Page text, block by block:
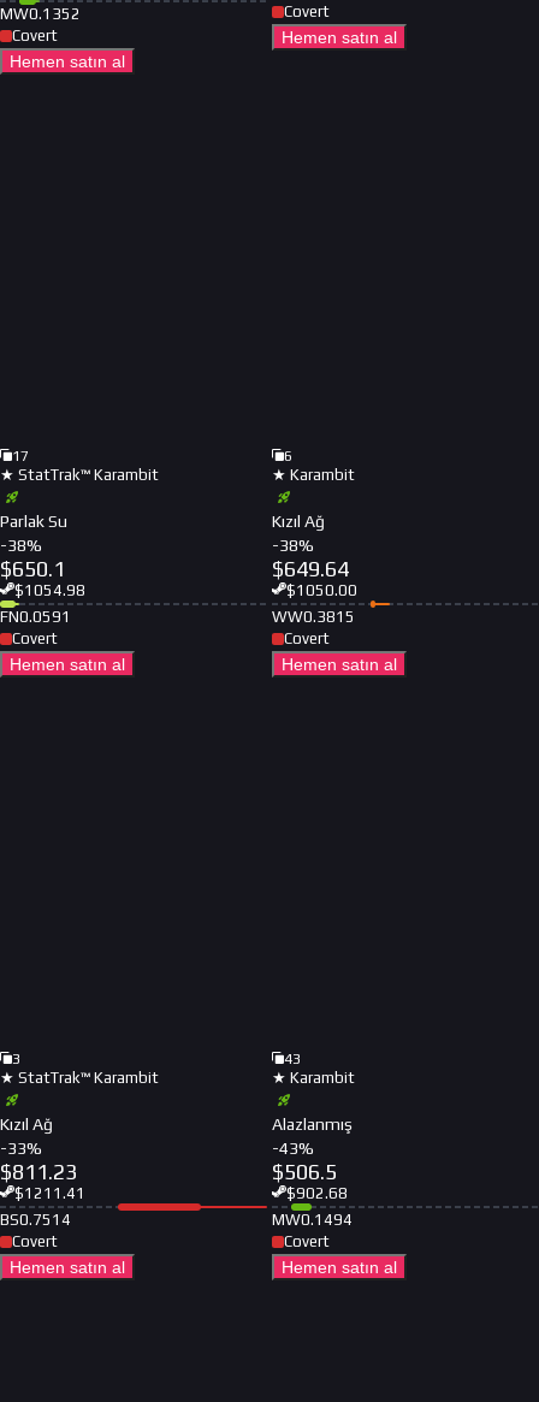
MW0.1352
Covert
Hemen satın al
Covert
Hemen satın al
17
★ StatTrak™ Karambit
Parlak Su
-38%
$650.1
$1054.98
FN0.0591
Covert
Hemen satın al
6
★ Karambit
Kızıl Ağ
-38%
$649.64
$1050.00
WW0.3815
Covert
Hemen satın al
3
★ StatTrak™ Karambit
Kızıl Ağ
-33%
$811.23
$1211.41
BS0.7514
Covert
Hemen satın al
43
★ Karambit
Alazlanmış
-43%
$506.5
$902.68
MW0.1494
Covert
Hemen satın al